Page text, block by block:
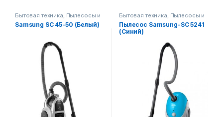
Бытовая техника, Пылесосы и
аксессуары
Samsung SC 45-50 (Белый)
Бытовая техника, Пылесосы и
аксессуары
Пылесос Samsung-SC 5241
(Синий)